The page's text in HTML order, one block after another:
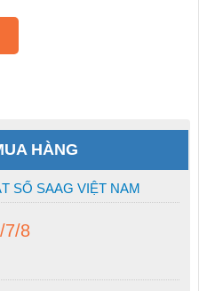
HÀNG
SỐ SAAG VIỆT NAM
7/8